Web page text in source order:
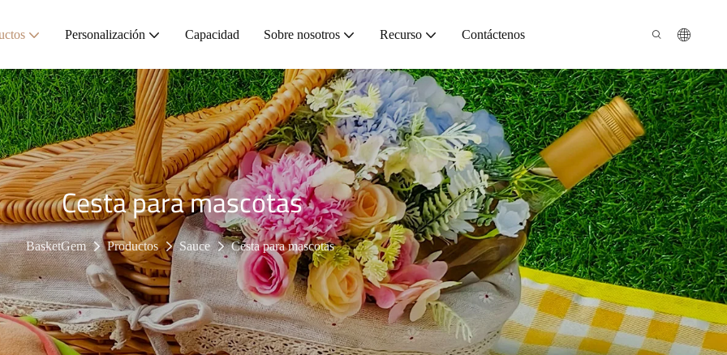
Personalización Capacidad Sobre nosotros Recurso Contáctenos
Cesta para mascotas
BasketGem Productos Sauce Cesta para mascotas